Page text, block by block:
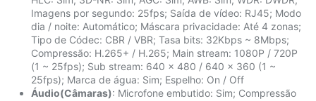
Imagens por segundo: 25fps; Saída de vídeo: RJ45; Modo
dia / noite: Automático; Máscara privacidade: Até 4 zonas;
Tipo de Códec: CBR / VBR; Tasa bits: 32Kbps ~ 8Mbps;
Compressão: H.265+ / H.265; Main stream: 1080P / 720P
(1 ~ 25fps); Sub stream: 640 × 480 / 640 × 360 (1 ~
25fps); Marca de água: Sim; Espelho: On / Off
Áudio(Câmaras): Microfone embutido: Sim; Compressão